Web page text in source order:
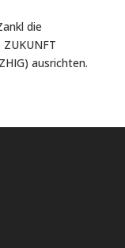
die
ausrichten.